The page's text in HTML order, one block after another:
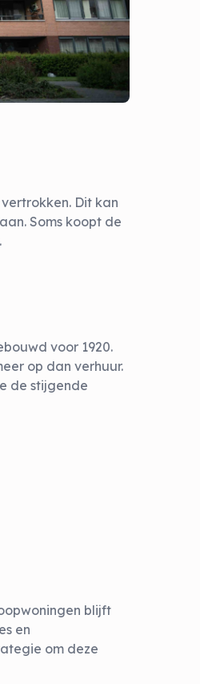
Dit kan
Soms koopt de
voor 1920.
op dan verhuur.
de stijgende
blijft
en
om deze